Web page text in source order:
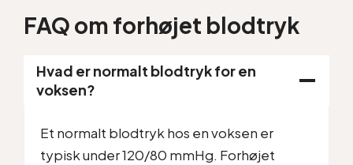
FAQ om forhøjet blodtryk
Hvad er normalt blodtryk for en
voksen?
Et normalt blodtryk hos en voksen er
typisk under 120/80 mmHg. Forhøjet